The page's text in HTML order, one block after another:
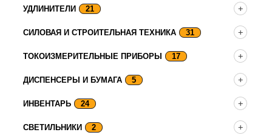
УДЛИНИТЕЛИ 21
СИЛОВАЯ И СТРОИТЕЛЬНАЯ ТЕХНИКА 31
ТОКОИЗМЕРИТЕЛЬНЫЕ ПРИБОРЫ 17
ДИСПЕНСЕРЫ И БУМАГА 5
ИНВЕНТАРЬ 24
СВЕТИЛЬНИКИ 2